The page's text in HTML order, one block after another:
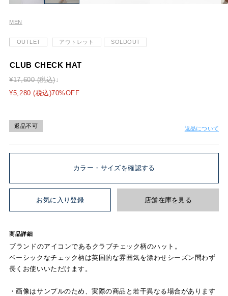
MEN
OUTLET アウトレット SOLDOUT
CLUB CHECK HAT
¥17,600 (税込)
¥5,280 (税込)70%OFF
返品不可 返品について
カラー・サイズを確認する
お気に入り登録 店舗在庫を見る
商品詳細
ブランドのアイコンであるクラブチェック柄のハット。
ベーシックなチェック柄は英国的な雰囲気を漂わせシーズン問わず
長くお使いいただけます。
・画像はサンプルのため、実際の商品と若干異なる場合があります